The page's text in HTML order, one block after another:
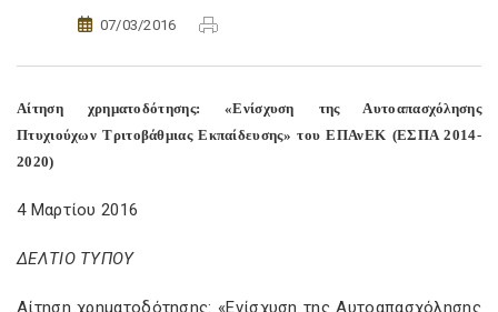
07/03/2016
Αίτηση χρηματοδότησης: «Ενίσχυση της Αυτοαπασχόλησης
Πτυχιούχων Τριτοβάθμιας Εκπαίδευσης» του ΕΠΑνΕΚ (ΕΣΠΑ 2014-
2020)
4 Μαρτίου 2016
ΔΕΛΤΙΟ ΤΥΠΟΥ
Αίτηση χρηματοδότησης: «Ενίσχυση της Αυτοαπασχόλησης